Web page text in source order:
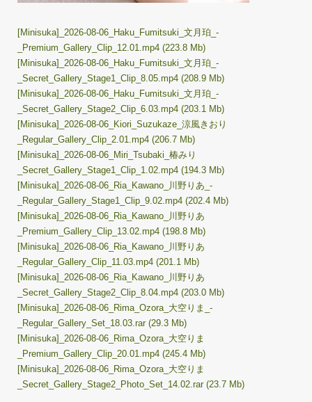
[Minisuka]_2026-08-06_Haku_Fumitsuki_文月珀_-
_Premium_Gallery_Clip_12.01.mp4 (223.8 Mb)
[Minisuka]_2026-08-06_Haku_Fumitsuki_文月珀_-
_Secret_Gallery_Stage1_Clip_8.05.mp4 (208.9 Mb)
[Minisuka]_2026-08-06_Haku_Fumitsuki_文月珀_-
_Secret_Gallery_Stage2_Clip_6.03.mp4 (203.1 Mb)
[Minisuka]_2026-08-06_Kiori_Suzukaze_涼風きおり
_Regular_Gallery_Clip_2.01.mp4 (206.7 Mb)
[Minisuka]_2026-08-06_Miri_Tsubaki_椿みり
_Secret_Gallery_Stage1_Clip_1.02.mp4 (194.3 Mb)
[Minisuka]_2026-08-06_Ria_Kawano_川野りあ_-
_Regular_Gallery_Stage1_Clip_9.02.mp4 (202.4 Mb)
[Minisuka]_2026-08-06_Ria_Kawano_川野りあ
_Premium_Gallery_Clip_13.02.mp4 (198.8 Mb)
[Minisuka]_2026-08-06_Ria_Kawano_川野りあ
_Regular_Gallery_Clip_11.03.mp4 (201.1 Mb)
[Minisuka]_2026-08-06_Ria_Kawano_川野りあ
_Secret_Gallery_Stage2_Clip_8.04.mp4 (203.0 Mb)
[Minisuka]_2026-08-06_Rima_Ozora_大空りま_-
_Regular_Gallery_Set_18.03.rar (29.3 Mb)
[Minisuka]_2026-08-06_Rima_Ozora_大空りま
_Premium_Gallery_Clip_20.01.mp4 (245.4 Mb)
[Minisuka]_2026-08-06_Rima_Ozora_大空りま
_Secret_Gallery_Stage2_Photo_Set_14.02.rar (23.7 Mb)